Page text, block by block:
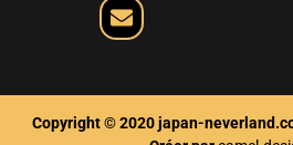
Copyright © 2020 japan-